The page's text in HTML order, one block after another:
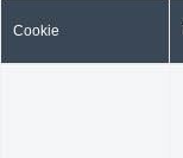
Cookie